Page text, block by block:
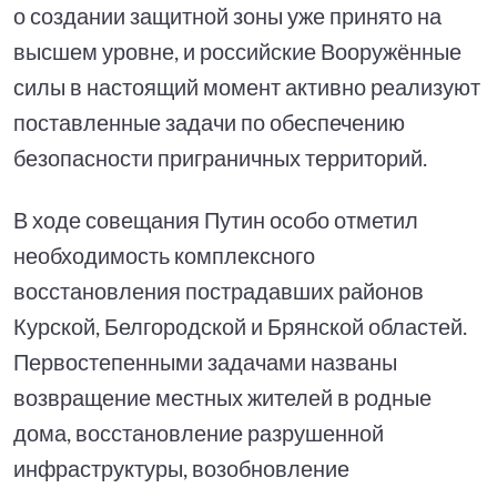
о создании защитной зоны уже принято на
высшем уровне, и российские Вооружённые
силы в настоящий момент активно реализуют
поставленные задачи по обеспечению
безопасности приграничных территорий.
В ходе совещания Путин особо отметил
необходимость комплексного
восстановления пострадавших районов
Курской, Белгородской и Брянской областей.
Первостепенными задачами названы
возвращение местных жителей в родные
дома, восстановление разрушенной
инфраструктуры, возобновление